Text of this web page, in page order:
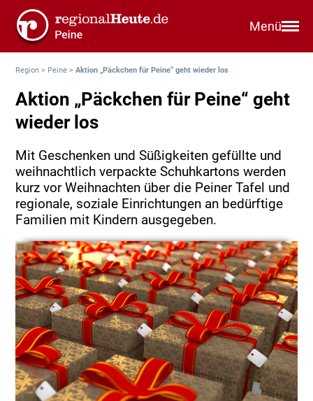
Menü
Region > Peine >Aktion „Päckchen für Peine“ geht wieder los
Aktion „Päckchen für Peine“ geht
wieder los
Mit Geschenken und Süßigkeiten gefüllte und
weihnachtlich verpackte Schuhkartons werden
kurz vor Weihnachten über die Peiner Tafel und
regionale, soziale Einrichtungen an bedürftige
Familien mit Kindern ausgegeben.